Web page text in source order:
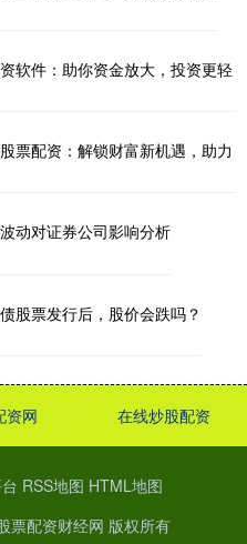
软件：助你资金放大，投资更轻
票配资：解锁财富新机遇，助力
动对证券公司影响分析
股票发行后，股价会跌吗？
资网 在线炒股配资
RSS地图 HTML地图
票配资财经网 版权所有